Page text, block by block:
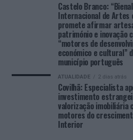
Castelo Branco: “Bienal
Internacional de Artes
promete afirmar
património e inovação
“motores de
económico e cultural”
município português
ATUALIDADE 2 dias atrás
Covilhã: Especialista
investimento
valorização imobiliária
motores do
Interior